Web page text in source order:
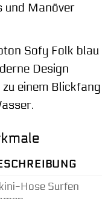
und Manöver
Sofy Folk blau
Design
einem Blickfang
Hose Surfen